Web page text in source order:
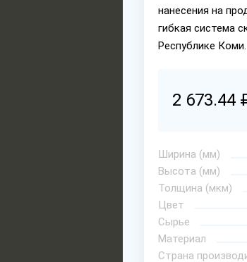
нанесения на
гибкая система
Республике Коми.
2 673.44
Ширина (мм)
Высота (мм)
Толщина (мкм)
Цвет
Сырье
Материал
Страна